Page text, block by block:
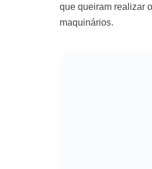
que queiram realizar
maquinários.